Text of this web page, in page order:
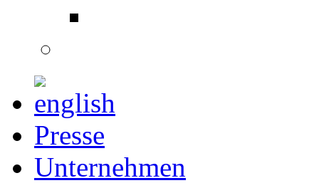
Presse
Unternehmen